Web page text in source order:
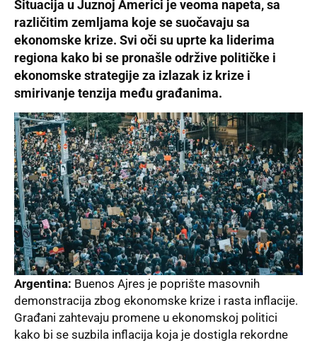
Situacija u Juznoj Americi je veoma napeta, sa
različitim zemljama koje se suočavaju sa
ekonomske krize. Svi oči su uprte ka liderima
regiona kako bi se pronašle održive političke i
ekonomske strategije za izlazak iz krize i
smirivanje tenzija među građanima.
Argentina: Buenos Ajres je poprište masovnih
demonstracija zbog ekonomske krize i rasta inflacije.
Građani zahtevaju promene u ekonomskoj politici
kako bi se suzbila inflacija koja je dostigla rekordne